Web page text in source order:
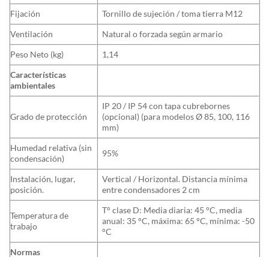
Fijación
Tornillo de sujeción / toma tierra M12
Ventilación
Natural o forzada según armario
Peso Neto (kg)
1,14
Características
ambientales
Grado de protección
IP 20 / IP 54 con tapa cubrebornes
(opcional) (para modelos Ø 85, 100, 116
mm)
Humedad relativa (sin
condensación)
95%
Instalación, lugar,
posición.
Vertical / Horizontal. Distancia mínima
entre condensadores 2 cm
Temperatura de
trabajo
T° clase D: Media diaria: 45 °C, media
anual: 35 °C, máxima: 65 °C, mínima: -50
°C
Normas